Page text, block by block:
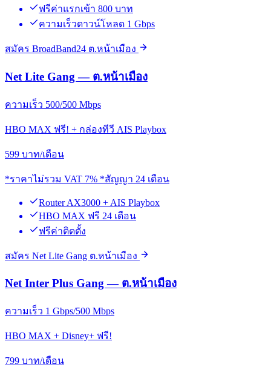
ฟรีค่าแรกเข้า 800 บาท
ความเร็วดาวน์โหลด 1 Gbps
สมัคร BroadBand24 ต.หน้าเมือง
Net Lite Gang — ต.หน้าเมือง
ความเร็ว 500/500 Mbps
HBO MAX ฟรี! + กล่องทีวี AIS Playbox
599 บาท/เดือน
*ราคาไม่รวม VAT 7% *สัญญา 24 เดือน
Router AX3000 + AIS Playbox
HBO MAX ฟรี 24 เดือน
ฟรีค่าติดตั้ง
สมัคร Net Lite Gang ต.หน้าเมือง
Net Inter Plus Gang — ต.หน้าเมือง
ความเร็ว 1 Gbps/500 Mbps
HBO MAX + Disney+ ฟรี!
799 บาท/เดือน